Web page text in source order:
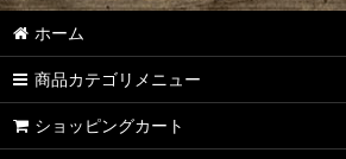
ホーム
商品カテゴリメニュー
ショッピングカート